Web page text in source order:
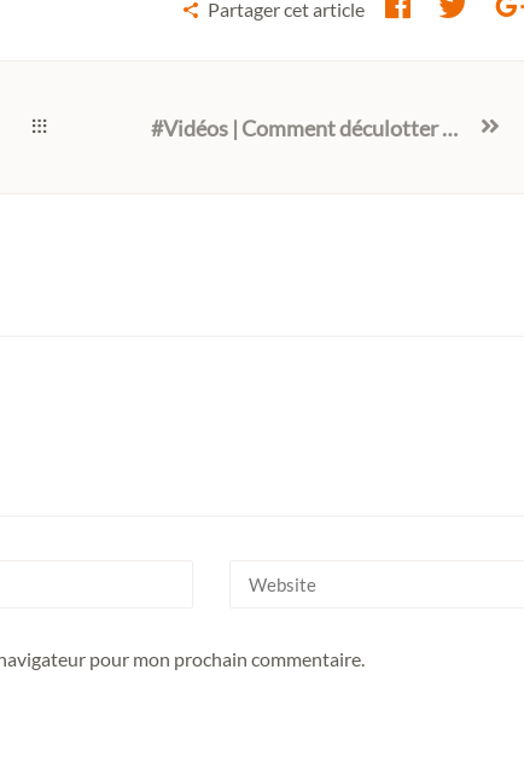
Partager cet article
#Vidéos | Comment déculotter et reculotter sa crêpière ?
pour mon prochain commentaire.